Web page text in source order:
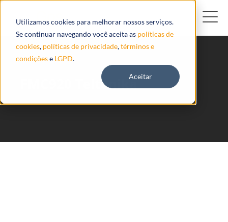
Utilizamos cookies para melhorar nossos serviços.
Se continuar navegando você aceita as políticas de
cookies, políticas de privacidade,términos e
condiçõese LGPD.
Aceitar
FMC920 Teltonika